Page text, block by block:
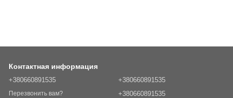
Контактная информация
+380660891535
Перезвонить вам?
+380660891535
+380660891535